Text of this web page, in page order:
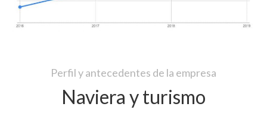
Perfil y antecedentes de la empresa
Naviera y turismo